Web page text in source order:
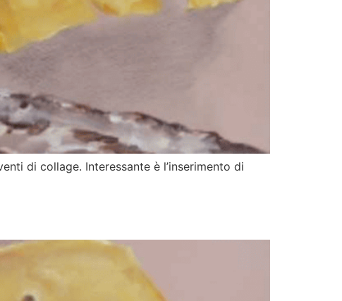
di collage. Interessante è l’inserimento di